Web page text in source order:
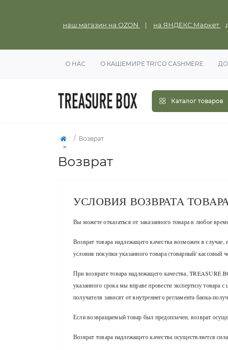
наш магазин на OZON | на ЯНДЕКС.Маркет
О НАС О КАШЕМИРЕ TRI'CO CASHMERE
Каталог товаров
Возврат
Возврат
УСЛОВИЯ ВОЗВРАТА
Вы можете отказаться от заказанного товара в любое
Возврат товара надлежащего качества возможен в
условия покупки указанного товара (товарный/ кассовый
При возврате товара надлежащего качества, TREASURE
указанного срока мы вправе провести экспертизу товара
получателя зависят от внутреннего регламента банка-
Если возвращаемый товар был предоплачен, возврат
Возврат товара надлежащего качества осуществляется